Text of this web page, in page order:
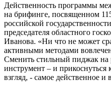
Действенность программы
на брифинге, посвященном
российской
председателя областного
Иванова. «Ни что не может
активными методами
Сменить стильный пиджак на
инструмент – и
взгляд, - самое действенное